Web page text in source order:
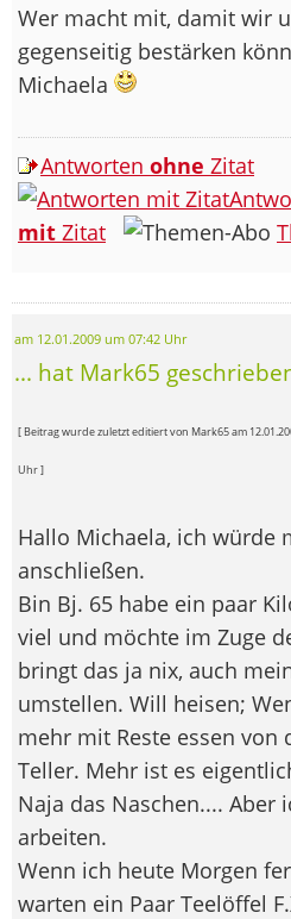
Wer macht mit, damit wir
gegenseitig bestärken
Michaela
Antworten ohne Zitat
mit Zitat
am 12.01.2009 um 07:42 Uhr
... hat Mark65
[ Beitrag wurde zuletzt editiert von Mark65 am
Uhr ]
Hallo Michaela, ich würde
anschließen.
Bin Bj. 65 habe ein paar
viel und möchte im Zuge
bringt das ja nix, auch
umstellen. Will heisen;
mehr mit Reste essen von
Teller. Mehr ist es
Naja das Naschen.... Aber
arbeiten.
Wenn ich heute Morgen
warten ein Paar Teelöffel